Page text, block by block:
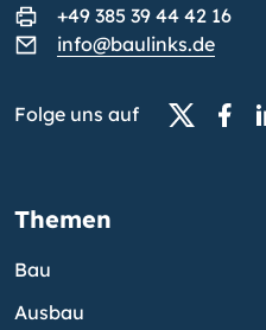
+49 385 39 44 42 16
info@baulinks.de
Folge uns auf
Themen
Bau
Ausbau